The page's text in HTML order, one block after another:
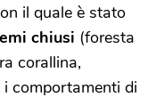
il quale è stato
chiusi (foresta
corallina,
comportamenti di